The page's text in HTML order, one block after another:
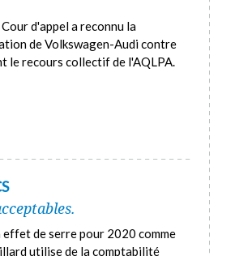
d'appel a reconnu la
de Volkswagen-Audi contre
le recours collectif de l'AQLPA.
de serre pour 2020 comme
utilise de la comptabilité